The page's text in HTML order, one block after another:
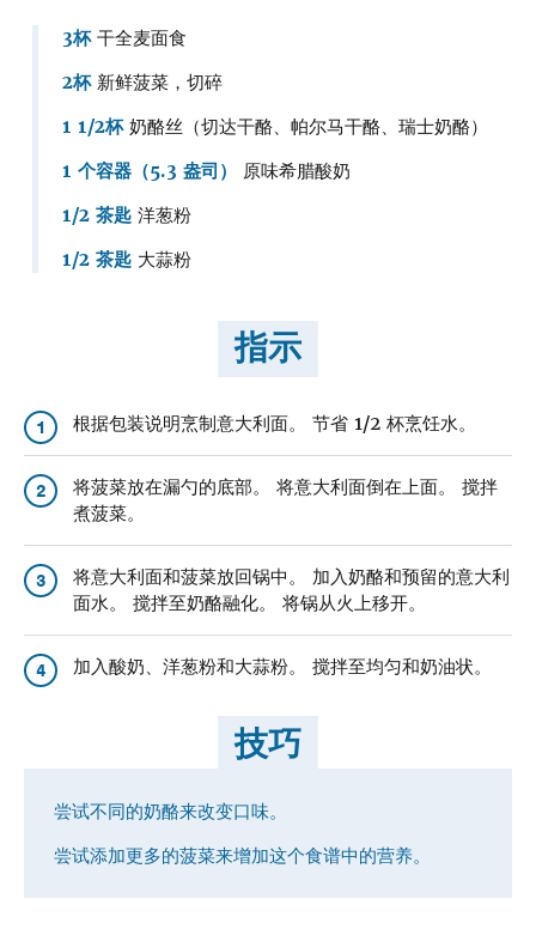
3杯干全麦面食
2杯新鲜菠菜，切碎
1 1/2杯奶酪丝（切达干酪、帕尔马干酪、瑞士奶酪）
1 个容器（5.3 盎司）
原味希腊酸奶
1/2 茶匙 洋葱粉
1/2 茶匙 大蒜粉
指示
1 根据包装说明烹制意大利面。 节省 1/2 杯烹饪水。
2
将菠菜放在漏勺的底部。 将意大利面倒在上面。 搅拌
煮菠菜。
3
将意大利面和菠菜放回锅中。 加入奶酪和预留的意大利
面水。 搅拌至奶酪融化。 将锅从火上移开。
4 加入酸奶、洋葱粉和大蒜粉。 搅拌至均匀和奶油状。
技巧
尝试不同的奶酪来改变口味。
尝试添加更多的菠菜来增加这个食谱中的营养。